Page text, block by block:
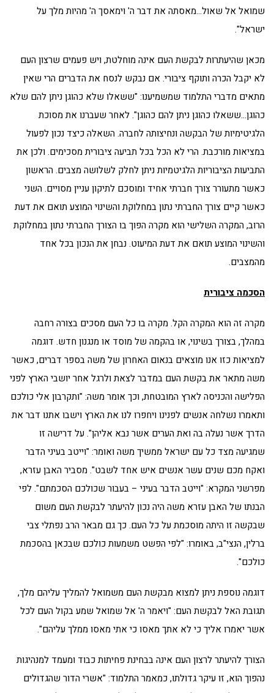
שמואל אל שאול…מאסתה את דבר ה' וימאסך ה' מהיות מלך על
ישראל".
מכאן שהיעתרות לבקשת העם אינה מוחלטת, ויש פעמים שרצון העם
לא יקבל הכרה ותוקף ציבורי. אם נבקש לנסח את הדברים הרי שאין
מתאים מדברי התלמוד שמשמיענו: "ששאלו שלא כהוגן ניתן להם שלא
כהוגן…ששאלו כהוגן ניתן להם כהוגן". לאחר שעברנו את מסוכת
הלגיטימיות של הבקשה ונחיצותה לחברה. השאלה כיצד נכון לפעול
במציאות מורכבת. הרי לא הכל בכל תביעה ציבורית מסכימים. ולכן את
התביעות הציבוריות הלגיטמיות ניתן לחלק לשלושה מצבים. הראשון
כאשר מתעורר צורך חברתי אחיד ומוסכם לתיקון עניין מסויים. השני
כאשר קיים צורך החברתי נתון במחלוקת והשינוי המוצע תואם את דעת
הרוב, המקרה השלישי הוא מקרה הפוך בו הצורך החברתי נתון במחלוקת
והשינוי המוצע תואם את דעת המיעוט. נבחן את הנכון בכל אחד
מהמצבים.
הסכמה ציבורית
מקרה זה הוא המקרה הקל. מקרה בו כל העם מסכים בצורה רחבה
במהלך, בצורך בשינוי, או בהקמה של מוסד או מנגנון חדש. דוגמה
למציאות כזו אנו מוצאים בנאום האחרון של משה בספר דברים, כאשר
משה מתאר את בקשת העם במדבר לצאת ולרגל אחר יושבי הארץ לפני
הפלישה והכניסה לארץ המובטחת, וכך אומר משה: "ותקרבון אלי כולכם
ותאמרו נשלחה אנשים לפנינו ויחפרו לנו את הארץ וישבו אתנו דבר את
הדרך אשר נעלה בה ואת הערים אשר נבא אליהן". על דרישה זו
שמגיעה מצד כל עם ישראל ממשיך משה ואומר: "וייטב בעיני הדבר
ואקח מכם שנים עשר אנשים איש אחד לשבט". מסביר האבן עזרא,
מפרשני המקרא: "וייטב הדבר בעיני – בעבור שכולכם הסכמתם". לפי
הבנתו של האבן עזרא משה היה נכון להיעתר לבקשת העם משום
שבקשה זו היתה מוסכמת על כל העם. כך גם מבאר הרב נפתלי צבי
ברלין, הנצי"ב, באומרו: "לפי הפשט משמעות כולכם שבכאן בהסכמת
כולכם".
דוגמה נוספת ניתן למצוא מבקשת העם משמואל להמליך עליהם מלך,
תגובת האל לבקשת העם: "ויאמר ה' אל שמואל שמע בקול העם לכל
אשר יאמרו אליך כי לא אתך מאסו כי אתי מאסו ממלך עליהם".
הצורך להיעתר לרצון העם אינה בבחינת פחיתות כבוד ומעמד למנהיגות
נהפוך הוא, זו עיקר גדולתו, כמאמר התלמוד: "אשרי הדור שהגדולים